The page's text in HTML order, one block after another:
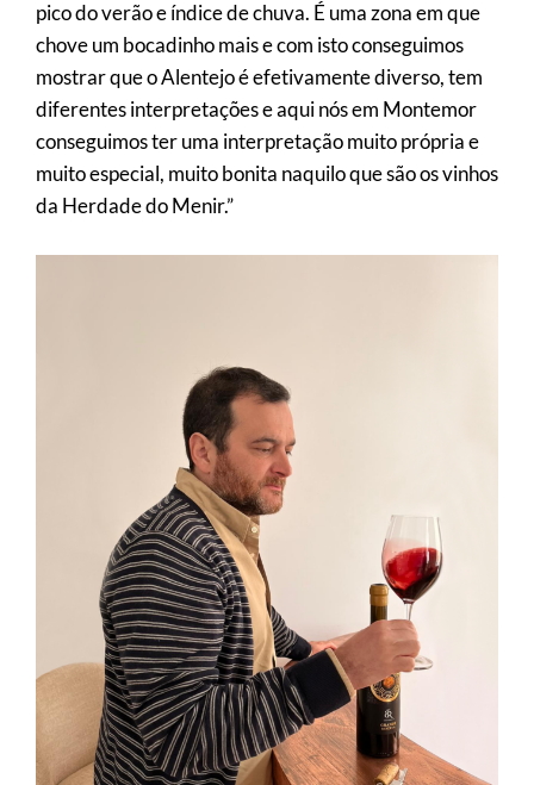
pico do verão e índice de chuva. É uma zona em que
chove um bocadinho mais e com isto conseguimos
mostrar que o Alentejo é efetivamente diverso, tem
diferentes interpretações e aqui nós em Montemor
conseguimos ter uma interpretação muito própria e
muito especial, muito bonita naquilo que são os vinhos
da Herdade do Menir.”